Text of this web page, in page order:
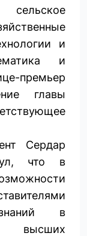
и
и
премьер
главы
Сердар
что в
в
высших